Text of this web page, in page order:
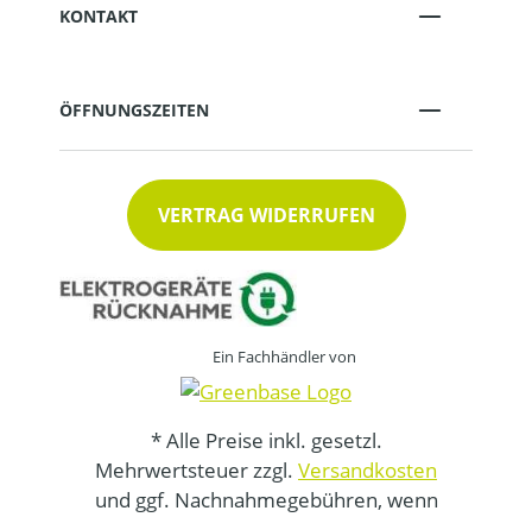
KONTAKT
ÖFFNUNGSZEITEN
VERTRAG WIDERRUFEN
Ein Fachhändler von
* Alle Preise inkl. gesetzl.
Mehrwertsteuer zzgl. Versandkosten
und ggf. Nachnahmegebühren, wenn